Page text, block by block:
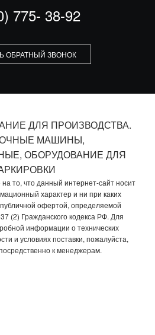
775- 38-92
ОБРАТНЫЙ ЗВОНОК
ДЛЯ ПРОИЗВОДСТВА.
МАШИНЫ,
ОБОРУДОВАНИЕ ДЛЯ
то, что данный интернет-сайт носит
характер и ни при каких
офертой, определяемой
(2) Гражданского кодекса РФ. Для
информации о технических
и условиях поставки, пожалуйста,
к менеджерам.